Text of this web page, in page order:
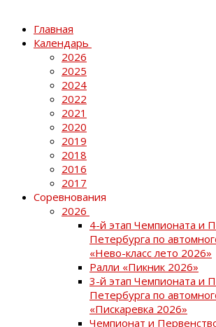
Главная
Календарь
2026
2025
2024
2022
2021
2020
2019
2018
2016
2017
Соревнования
2026
4-й этап Чемпионата и
Петербурга по
«Нево-класс лето 2026»
Ралли «Пикник 2026»
3-й этап Чемпионата и
Петербурга по
«Пискаревка 2026»
Чемпионат и